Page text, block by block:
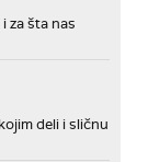
za šta nas
deli i sličnu